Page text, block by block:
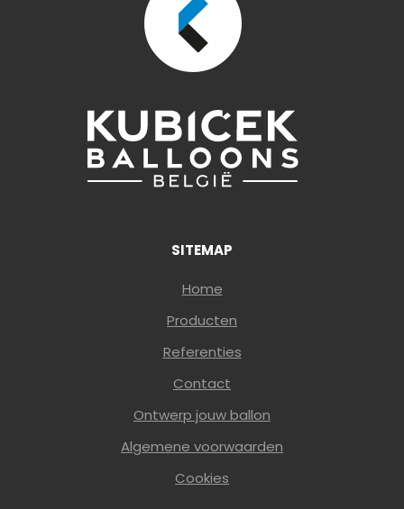
SITEMAP
Home
Producten
Referenties
Contact
Ontwerp jouw ballon
Algemene voorwaarden
Cookies